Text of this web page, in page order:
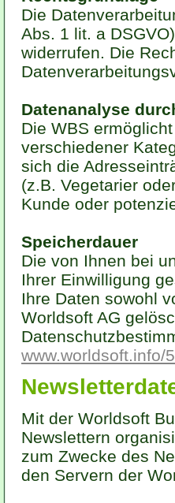
Die
Abs. 1 lit. a
widerrufen. Die
Datenanalyse
Die WBS
verschiedener
sich die
(z.B. Vegetarier
Kunde oder
Speicherdauer
Die von Ihnen bei
Ihrer Einwilligung
Ihre Daten sowohl
Worldsoft AG
www.worldsoft.info/
Mit der Worldsoft
Newslettern
zum Zwecke des
den Servern der